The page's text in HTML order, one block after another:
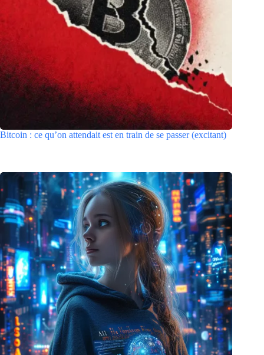
Bitcoin : ce qu’on attendait est en train de se passer (excitant)